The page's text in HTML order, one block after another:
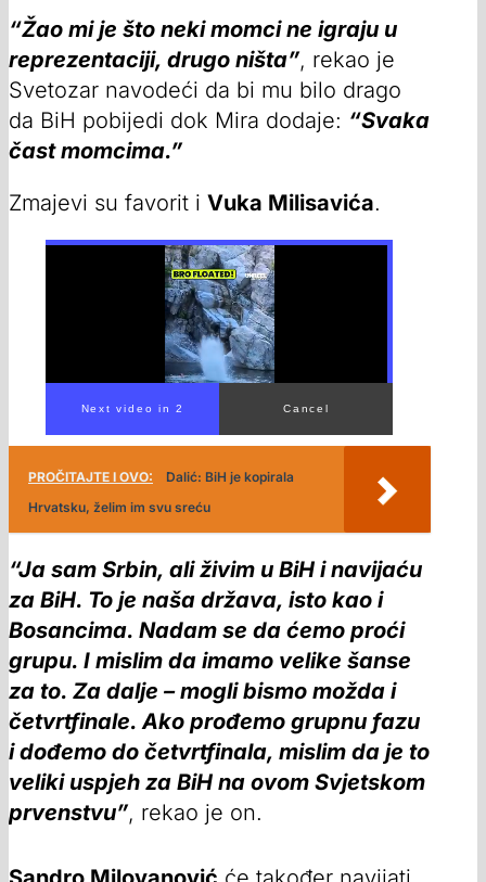
“Žao mi je što neki momci ne igraju u
reprezentaciji, drugo ništa”, rekao je
Svetozar navodeći da bi mu bilo drago
da BiH pobijedi dok Mira dodaje: “Svaka
čast momcima.”
Zmajevi su favorit i Vuka Milisavića.
PROČITAJTE I OVO:
Dalić: BiH je kopirala
Hrvatsku, želim im svu sreću
“Ja sam Srbin, ali živim u BiH i navijaću
za BiH. To je naša država, isto kao i
Bosancima. Nadam se da ćemo proći
grupu. I mislim da imamo velike šanse
za to. Za dalje – mogli bismo možda i
četvrtfinale. Ako prođemo grupnu fazu
i dođemo do četvrtfinala, mislim da je to
veliki uspjeh za BiH na ovom Svjetskom
prvenstvu”, rekao je on.